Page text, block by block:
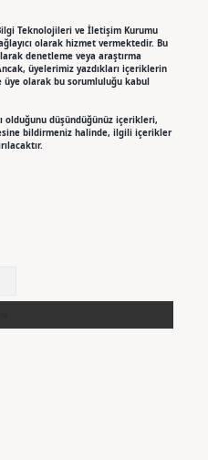
Teknolojileri ve İletişim Kurumu
olarak hizmet vermektedir. Bu
denetleme veya araştırma
üyelerimiz yazdıkları içeriklerin
olarak bu sorumluluğu kabul
olduğunu düşündüğünüz içerikleri,
bildirmeniz halinde, ilgili içerikler